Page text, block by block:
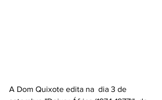
A Dom Quixote edita na  dia 3 de